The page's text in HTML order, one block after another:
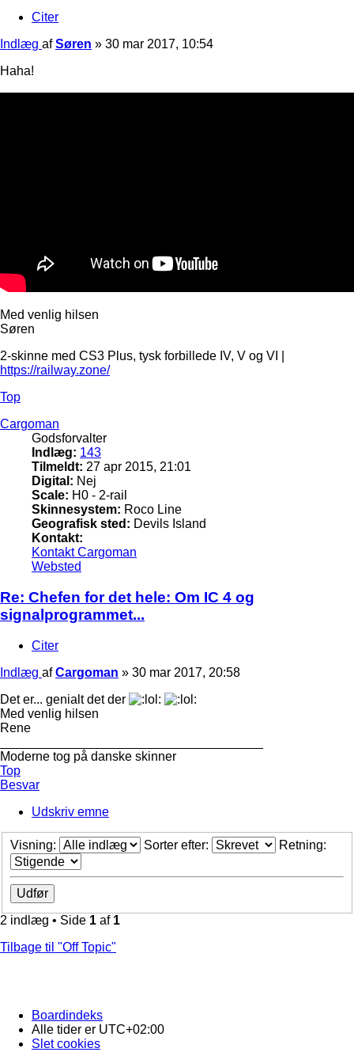
Citer
Indlæg afSøren » 30 mar 2017, 10:54
Haha!
Med venlig hilsen
Søren
2-skinne med CS3 Plus, tysk forbillede IV, V og VI |
https://railway.zone/
Top
Cargoman
Godsforvalter
Indlæg: 143
Tilmeldt: 27 apr 2015, 21:01
Digital: Nej
Scale: H0 - 2-rail
Skinnesystem: Roco Line
Geografisk sted: Devils Island
Kontakt:
Kontakt Cargoman
Websted
Re: Chefen for det hele: Om IC 4 og
signalprogrammet...
Citer
Indlæg afCargoman » 30 mar 2017, 20:58
Det er... genialt det der
Med venlig hilsen
Rene
Moderne tog på danske skinner
Top
Besvar
Udskriv emne
Visning: Sorter efter: Retning:
2 indlæg • Side 1 af 1
Tilbage til "Off Topic"
Boardindeks
Alle tider er UTC+02:00
Slet cookies